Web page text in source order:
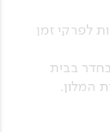
לפרקי זמן
בבית
המלון.